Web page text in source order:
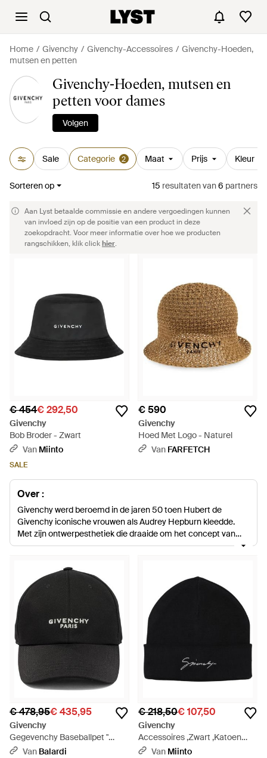
Home Givenchy Givenchy-Accessoires
Givenchy-Hoeden,
mutsen en petten
Givenchy-Hoeden, mutsen en
petten voor dames
Volgen
Sale Categorie 2 Maat Prijs Kleur
Sorteren op 15 resultatenvan6 partners
Aan Lyst betaalde commissie en andere vergoedingen kunnen
van invloed zijn op de positie van een product in deze
zoekopdracht. Voor meer informatie over hoe we producten
rangschikken, klik clickhier.
€ 454€ 292,50
Givenchy
Bob Broder - Zwart
Van Miinto
SALE
€ 590
Givenchy
Hoed Met Logo - Naturel
Van FARFETCH
Over :
Givenchy werd beroemd in de jaren 50 toen Hubert de
Givenchy iconische vrouwen als Audrey Hepburn kleedde.
Met zijn ontwerpesthetiek die draaide om het concept van
eenvoud, gaf hij traditionele haute couture een modernistisch
gaf zijn eigen donkere en edgy herinterpretatie aan de
esthetiek van het merk. Tisci introduceerde gotische
gevoeligheden en diepreligieuze thema's, maar behield de
architectonische lijnen en gestructureerde silhouetten waar
Givenchy zo bekend om is geworden. De hoedencollectie van
Givenchy transformeert elke outfit in een sensatie en is een
lesje in ingetogen, maar toch opvallende stijl. Kies uit luxueuze
bontmutsen of maak je outfit af met een opvallende, geprinte
snapback.
€ 478,95€ 435,95
Givenchy
Gegevenchy Baseballpet "
Paris". - Zwart
Van Balardi
€ 218,50€ 107,50
Givenchy
Accessoires ,Zwart ,Katoen
Omkeerbare Beanie - Zwart
Van Miinto